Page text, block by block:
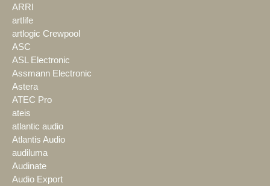
ARRI
artlife
artlogic Crewpool
ASC
ASL Electronic
Assmann Electronic
Astera
ATEC Pro
ateis
atlantic audio
Atlantis Audio
audiluma
Audinate
Audio Export